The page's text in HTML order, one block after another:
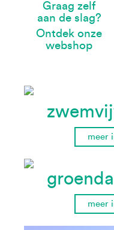
Graag zelf
aan de slag?
Ontdek onze
webshop
meer
meer